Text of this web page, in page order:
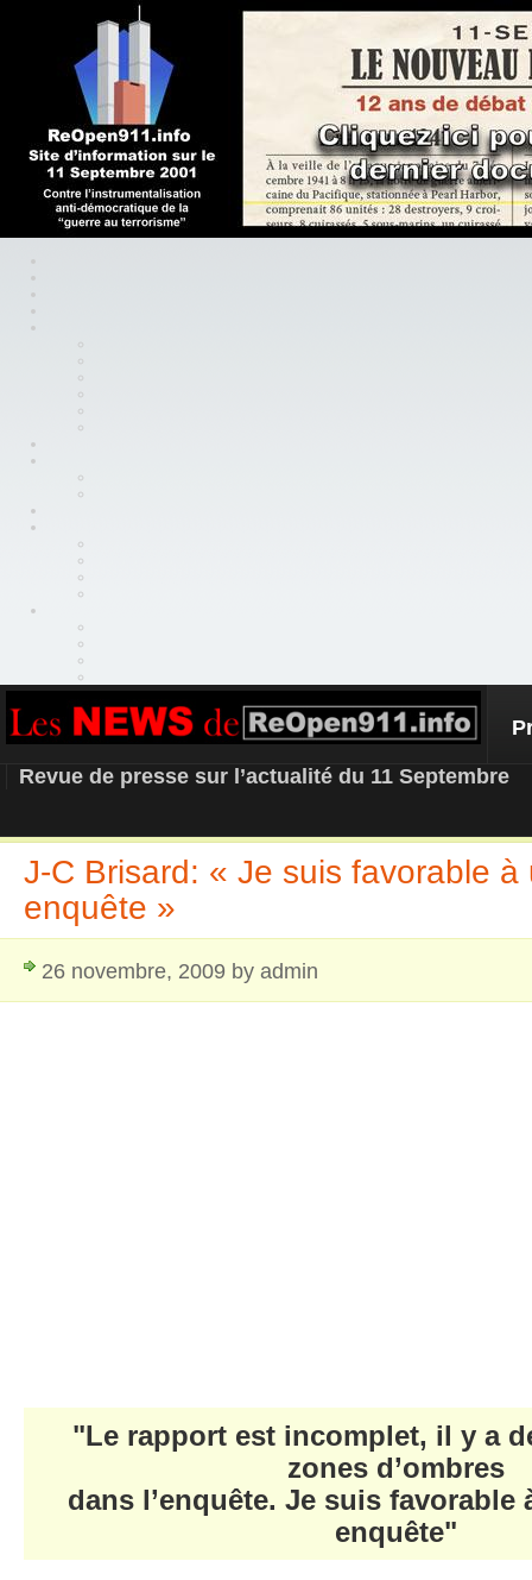
REOPEN911 – NEWS
Revue de presse sur l’actualité du 11 Septembre
J-C Brisard: « Je suis favorable à
enquête »
26 novembre, 2009 by admin
"Le rapport est incomplet, il y a
zones d’ombres
dans l’enquête. Je suis favorable
enquête"